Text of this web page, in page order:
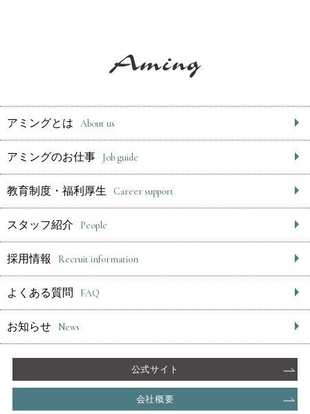
アミングとは About us
アミングのお仕事 Job guide
教育制度・福利厚生 Career support
スタッフ紹介 People
採用情報 Recruit information
よくある質問 FAQ
お知らせ News
公式サイト
会社概要